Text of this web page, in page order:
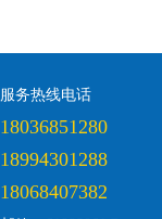
服务热线电话
18036851280
18994301288
18068407382